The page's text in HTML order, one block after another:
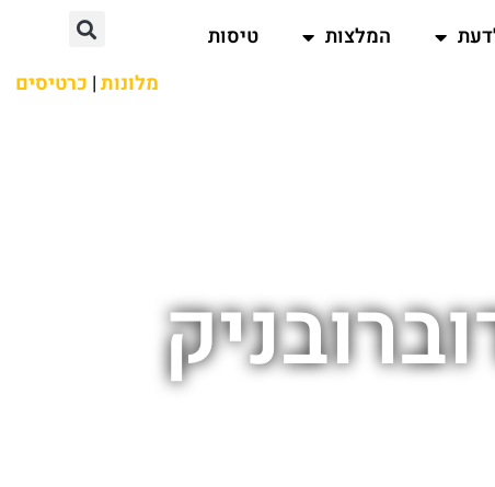
המלצות
טיסות
מלונות| כרטיסים